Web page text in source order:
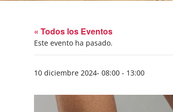
« Todos los Eventos
Este evento ha pasado.
10 diciembre 2024- 08:00 - 13:00